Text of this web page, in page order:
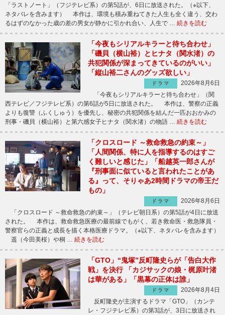
「ラストノート」（フジテレビ系）の第5話が、6日に放送された。（※以下、
ネタバレを含みます） 本作は、環境も積み重ねてきた人生も全く違う、交わ
るはずのなかった歳の差の男女が静かに引かれ合い、人生で … 続きを読む
「今夜もシリアルキラーと待ち合わせ」
「磯貝（横山裕）とヒナタ（関水渚）の
共犯関係が深まってきているのがいい」
「縦山裕二さんのグッズ欲しい」
ドラマ
2026年8月6日
「今夜もシリアルキラーと待ち合わせ」（関
西テレビ／フジテレビ系）の第6話が5日に放送された。 本作は、警察の正義
よりも復讐（ふくしゅう）を優先し、秘密の共犯関係を結んだ一匹おおかみの
刑事・磯貝（横山裕）と第六感女子ヒナタ（関水渚）の物語 … 続きを読む
「クロスロード ～救命救急の約束～」
「人間関係、特に人を指導するのはすご
く難しいと感じた」「船越英一郎さんが
『刑事面に似ていると言われたことがあ
る』って、そりゃあ2時間ドラマの帝王だ
もの」
ドラマ
2026年8月6日
「クロスロード ～救命救急の約束～」（テレビ朝日系）の第5話が4日に放送
された。 本作は、救命救急医療の最前線でもがく、若き救命医・救急隊員・
警察官らの正義と成長を描く本格医療ドラマ。（※以下、ネタバレを含みます）
遥（今田美桜）や桐 … 続きを読む
「GTO」“鬼塚”反町隆史らが「告白大作
戦」を決行 「カジサックの娘・梶原叶渚
は華がある」「黒幕の正体は誰」
ドラマ
2026年8月4日
反町隆史が主演するドラマ「GTO」（カンテ
レ・フジテレビ系）の第3話が、3日に放送され